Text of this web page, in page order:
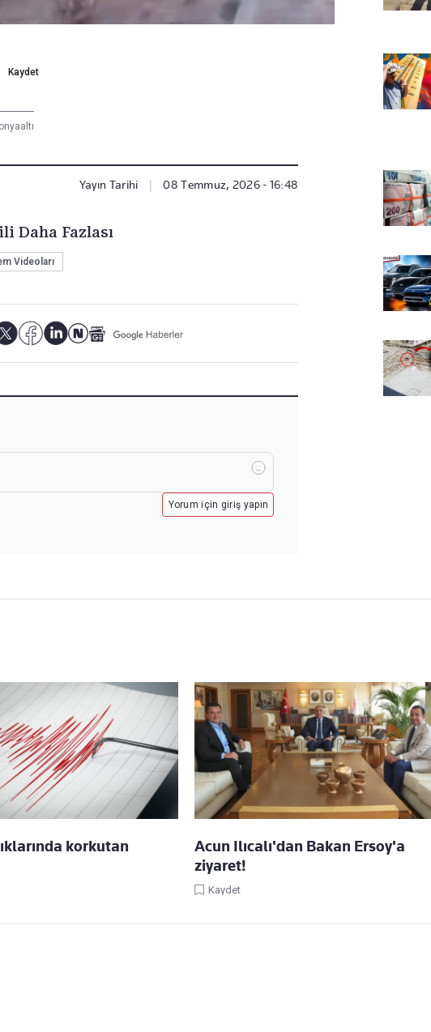
Kaydet
Yayın Tarihi 08 Temmuz, 2026 - 16:48
Daha Fazlası
Videoları
Yorum için giriş yapın
korkutan
Acun Ilıcalı'dan Bakan Ersoy'a
ziyaret!
Kaydet